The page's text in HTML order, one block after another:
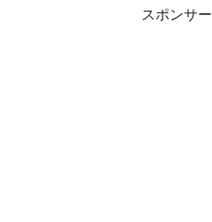
スポンサ